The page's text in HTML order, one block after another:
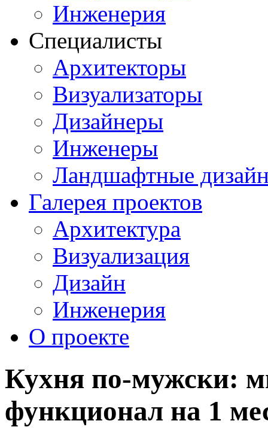
Инженерия
Специалисты
Архитекторы
Визуализаторы
Дизайнеры
Инженеры
Ландшафтные
Галерея проектов
Архитектура
Визуализация
Дизайн
Инженерия
О проекте
Кухня по-мужски:
функционал на 1